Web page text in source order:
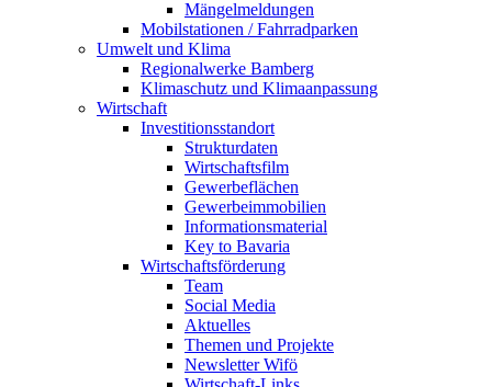
Mängelmeldungen
Mobilstationen / Fahrradparken
Umwelt und Klima
Regionalwerke Bamberg
Klimaschutz und Klimaanpassung
Wirtschaft
Investitionsstandort
Strukturdaten
Wirtschaftsfilm
Gewerbeflächen
Gewerbeimmobilien
Informationsmaterial
Key to Bavaria
Wirtschaftsförderung
Team
Social Media
Aktuelles
Themen und Projekte
Newsletter Wifö